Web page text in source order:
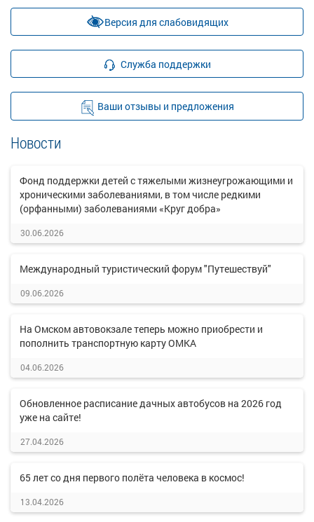
Версия для слабовидящих
Служба поддержки
Ваши отзывы и предложения
Новости
Фонд поддержки детей с тяжелыми жизнеугрожающими и
хроническими заболеваниями, в том числе редкими
(орфанными) заболеваниями «Круг добра»
30.06.2026
Международный туристический форум "Путешествуй"
09.06.2026
На Омском автовокзале теперь можно приобрести и
пополнить транспортную карту ОМКА
04.06.2026
Обновленное расписание дачных автобусов на 2026 год
уже на сайте!
27.04.2026
65 лет со дня первого полёта человека в космос!
13.04.2026